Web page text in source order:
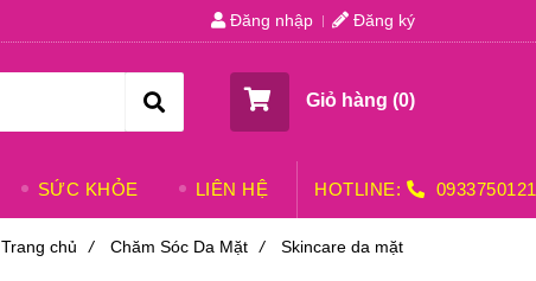
Đăng nhập Đăng ký
Giỏ hàng (0)
SỨC KHỎE LIÊN HỆ HOTLINE: 0933750121
Trang chủ / Chăm Sóc Da Mặt / Skincare da mặt